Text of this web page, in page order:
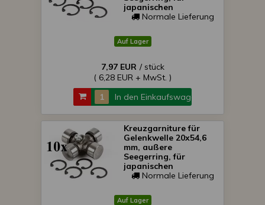
japanischen
Kleintraktoren,
Normale Lieferung
Auf Lager
7,97 EUR / stück
( 6,28 EUR + MwSt. )
In den Einkaufswagen
Kreuzgarniture für
Gelenkwelle 20x54,6
mm, außere
Seegerring, für
japanischen
Kleintraktoren, Packet
SONDERPREIS!
Normale Lieferung
Auf Lager